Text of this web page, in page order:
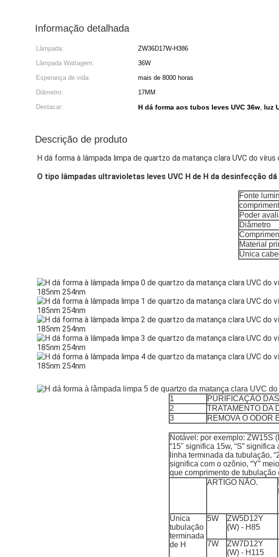
Informação detalhada
Lâmpada: ZW36D17W-H386
Lâmpada Wattagem:
36W
Esperança de vida:
mais de 8000 horas
Diâmetro:
17MM
Destacar:
H dá forma aos tubos leves UVC 36w, luz
Descrição de produto
H dá forma à lâmpada limpa de quartzo da matança clara UVC do
O tipo lâmpadas ultravioletas leves UVC H de H da desinfecção
Fonte
Poder
Diâmetro
Material
Única
1
PURIFICAÇÃO
2
TRATAMENTO DA
3
REMOVA O ODOR
Notável: por exemplo: ZW15S
“15" significa 15w, “S”
linha terminada da tubulação,
significa com o ozônio, “Y”
que comprimento de tubulação
ARTIGO NÃO.
Única
tubulação
terminada
de H
5W
ZW5D12Y
(W) - H85
7W
ZW7D12Y
(W) - H115